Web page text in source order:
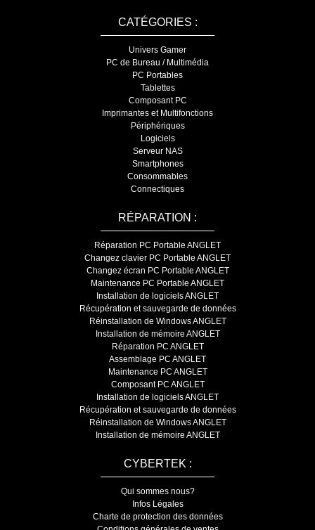
CATÉGORIES :
Univers Gamer
PC de Bureau / Multimédia
PC Portables
Tablettes
Composant PC
Imprimantes et Multifonctions
Périphériques
Logiciels
Serveur NAS
Smartphones
Consommables
Connectiques
RÉPARATION :
Réparation PC Portable ANGLET
Changez clavier PC Portable ANGLET
Changez écran PC Portable ANGLET
Maintenance PC Portable ANGLET
Installation de logiciels ANGLET
Récupération et sauvegarde de données
Réinstallation de Windows ANGLET
Installation de mémoire ANGLET
Réparation PC ANGLET
Assemblage PC ANGLET
Maintenance PC ANGLET
Composant PC ANGLET
Installation de logiciels ANGLET
Récupération et sauvegarde de données
Réinstallation de Windows ANGLET
Installation de mémoire ANGLET
CYBERTEK :
Qui sommes nous?
Infos Légales
Charte de protection des données